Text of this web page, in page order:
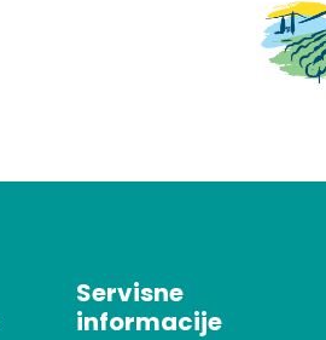
Servisne
informacije